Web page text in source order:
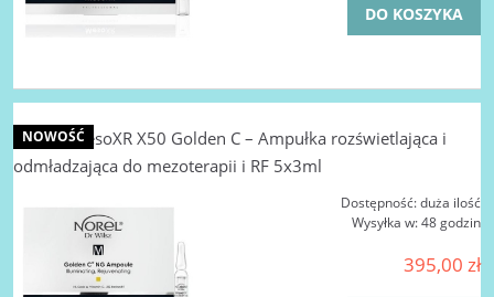
DO KOSZYKA
NOREL MesoXR X50 Golden C – Ampułka rozświetlająca i
odmładzająca do mezoterapii i RF 5x3ml
Dostępność:duża ilość
Wysyłka w:48 godzin
395,00 zł
NOWOŚĆ